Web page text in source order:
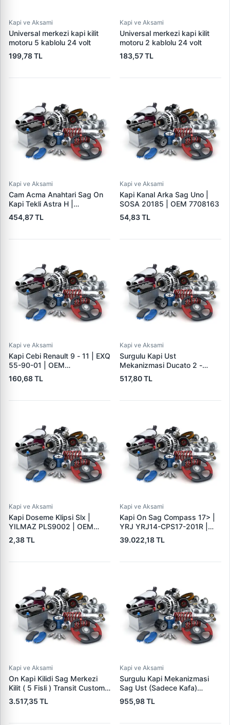
Kapi ve Aksami
Universal merkezi kapi kilit
motoru 5 kablolu 24 volt
199,78 TL
Kapi ve Aksami
Universal merkezi kapi kilit
motoru 2 kablolu 24 volt
183,57 TL
Kapi ve Aksami
Cam Acma Anahtari Sag On
Kapi Tekli Astra H |
ROCKSWELL A038 | OEM
13228709
454,87 TL
Kapi ve Aksami
Kapi Kanal Arka Sag Uno |
SOSA 20185 | OEM 7708163
54,83 TL
Kapi ve Aksami
Kapi Cebi Renault 9 - 11 | EXQ
55-90-01 | OEM
7700648882
160,68 TL
Kapi ve Aksami
Surgulu Kapi Ust
Mekanizmasi Ducato 2 -
Boxer 2 -Jumper 2 | DORTEL
209008 | OEM 1336735080
517,80 TL
Kapi ve Aksami
Kapi Doseme Klipsi Slx |
YILMAZ PLS9002 | OEM
850011177
2,38 TL
Kapi ve Aksami
Kapi On Sag Compass 17> |
YRJ YRJ14-CPS17-201R |
OEM YRJ14-CPS17-201R
39.022,18 TL
Kapi ve Aksami
On Kapi Kilidi Sag Merkezi
Kilit ( 5 Fisli ) Transit Custom
12> | KRAFTVOLL 09040600
| OEM BK21 V219A64 CL
3.517,35 TL
Kapi ve Aksami
Surgulu Kapi Mekanizmasi
Sag Ust (Sadece Kafa)
Transit Connect 03>14 |
KRAFTVOLL 09040173 |
955,98 TL